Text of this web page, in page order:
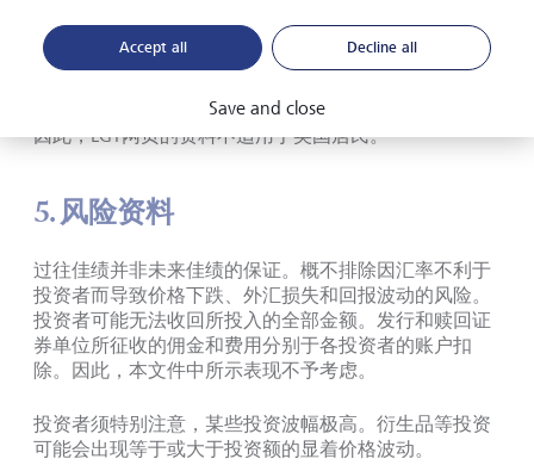
属州、地区和领土以及美国所管辖的所有地区。
国公开发售和出售。LGT的投资产品并无在英国注册。
因此，LGT网页的资料不适用于英国居民。
5. 风险资料
过往佳绩并非未来佳绩的保证。概不排除因汇率不利于
投资者而导致价格下跌、外汇损失和回报波动的风险。
投资者可能无法收回所投入的全部金额。发行和赎回证
券单位所征收的佣金和费用分别于各投资者的账户扣
除。因此，本文件中所示表现不予考虑。
投资者须特别注意，某些投资波幅极高。衍生品等投资
可能会出现等于或大于投资额的显着价格波动。
Accept all Decline all
Save and close